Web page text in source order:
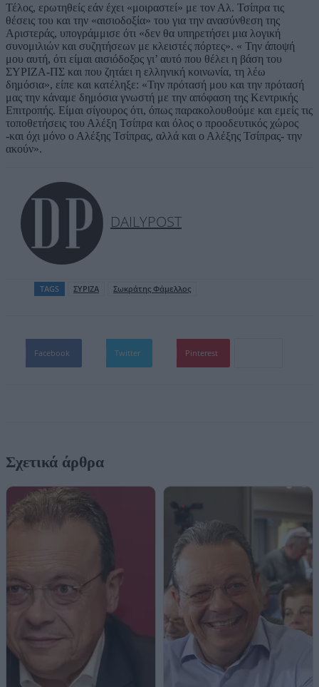
Τέλος, ερωτηθείς εάν έχει «μοιραστεί» με τον Αλ. Τσίπρα τις
θέσεις του και την «αισιοδοξία» του για την ανασύνθεση της
Αριστεράς, υπογράμμισε ότι «δεν θα υπηρετήσει μια λογική
συνομιλιών και συζητήσεων με κλειστές πόρτες». « Την άποψή
μου αυτή, ότι είμαι αισιόδοξος γι’ αυτό που θέλει η βάση του
ΣΥΡΙΖΑ-ΠΣ και που ζητάει η ελληνική κοινωνία, τη λέω
δημόσια», είπε και κατέληξε: «Την πρότασή μου και την πρότασή
μας την κάναμε δημόσια γνωστή με την απόφαση της Κεντρικής
Επιτροπής. Είμαι σίγουρος ότι, όπως παρακολουθούμε και εμείς τις
τοποθετήσεις του Αλέξη Τσίπρα και όλος ο προοδευτικός χώρος
-και όχι μόνο ο Αλέξης Τσίπρας, αλλά και ο Αλέξης Τσίπρας- την
ακούν».
DAILYPOST
TAGS ΣΥΡΙΖΑ Σωκράτης Φάμελλος
Facebook Twitter Pinterest
Σχετικά άρθρα